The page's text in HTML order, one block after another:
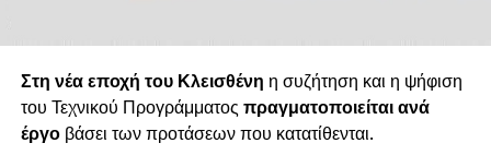
Στη νέα εποχή του Κλεισθένη η συζήτηση και η ψήφιση
του Τεχνικού Προγράμματος πραγματοποιείται ανά
έργο βάσει των προτάσεων που κατατίθενται.